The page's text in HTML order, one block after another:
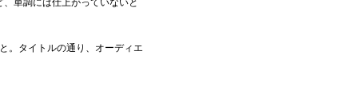
。タイトルの通り、オーディエ